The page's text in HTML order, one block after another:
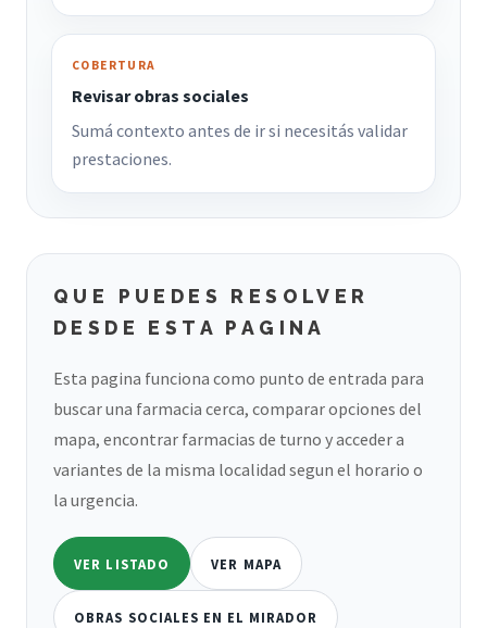
COBERTURA
Revisar obras sociales
Sumá contexto antes de ir si necesitás validar
prestaciones.
QUE PUEDES RESOLVER
DESDE ESTA PAGINA
Esta pagina funciona como punto de entrada para
buscar una farmacia cerca, comparar opciones del
mapa, encontrar farmacias de turno y acceder a
variantes de la misma localidad segun el horario o
la urgencia.
VER LISTADO VER MAPA
OBRAS SOCIALES EN EL MIRADOR